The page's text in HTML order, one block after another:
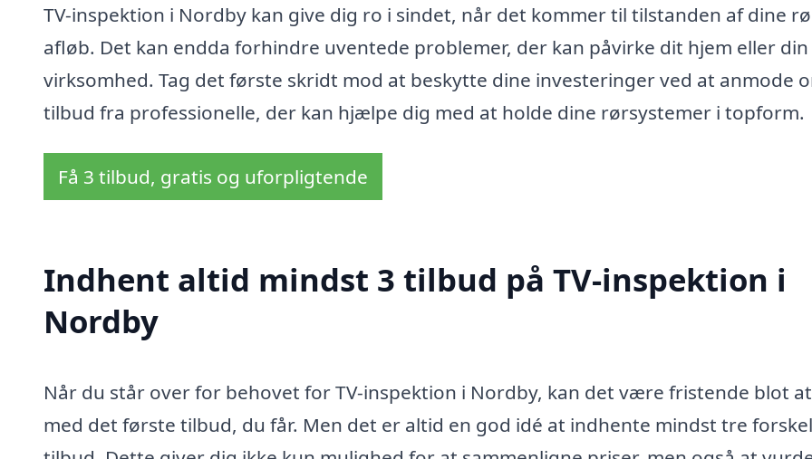
TV-inspektion i Nordby kan give dig ro i sindet, når det kommer til tilstanden af dine
afløb. Det kan endda forhindre uventede problemer, der kan påvirke dit hjem eller din
virksomhed. Tag det første skridt mod at beskytte dine investeringer ved at anmode
tilbud fra professionelle, der kan hjælpe dig med at holde dine rørsystemer i topform.
Få 3 tilbud, gratis og uforpligtende
Indhent altid mindst 3 tilbud på TV-inspektion i
Nordby
Når du står over for behovet for TV-inspektion i Nordby, kan det være fristende blot
med det første tilbud, du får. Men det er altid en god idé at indhente mindst tre